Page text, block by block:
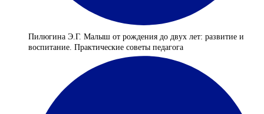
Пилюгина Э.Г. Малыш от рождения до двух лет: развитие и
воспитание. Практические советы педагога